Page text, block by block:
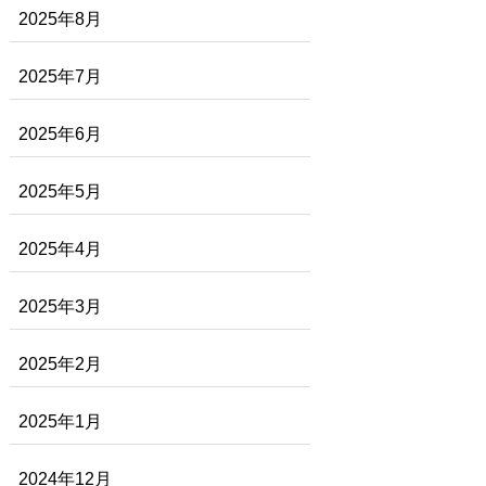
2025年8月
2025年7月
2025年6月
2025年5月
2025年4月
2025年3月
2025年2月
2025年1月
2024年12月